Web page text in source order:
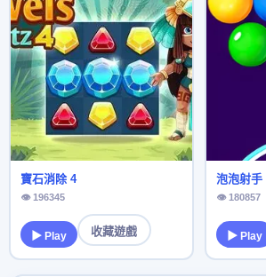
寶石消除 4
👁 196345
▶ Play 收藏遊戲
泡泡射手
👁 180857
▶ Play